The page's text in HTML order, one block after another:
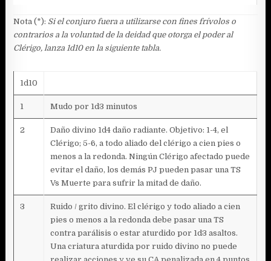
Nota (*): Si el conjuro fuera a utilizarse con fines frívolos o
contrarios a la voluntad de la deidad que otorga el poder al
Clérigo, lanza 1d10 en la siguiente tabla.
1d10
1 Mudo por 1d3 minutos
2
Daño divino 1d4 daño radiante. Objetivo: 1-4, el
Clérigo; 5-6, a todo aliado del clérigo a cien pies o
menos a la redonda. Ningún Clérigo afectado puede
evitar el daño, los demás PJ pueden pasar una TS
Vs Muerte para sufrir la mitad de daño.
3
Ruido / grito divino. El clérigo y todo aliado a cien
pies o menos a la redonda debe pasar una TS
contra parálisis o estar aturdido por 1d3 asaltos.
Una criatura aturdida por ruido divino no puede
realizar acciones y ve su CA penalizada en 4 puntos